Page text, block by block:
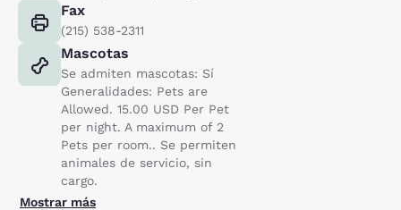
Fax
(215) 538-2311
Mascotas
Se admiten mascotas: Sí
Generalidades: Pets are
Allowed. 15.00 USD Per Pet
per night. A maximum of 2
Pets per room.. Se permiten
animales de servicio, sin
cargo.
Mostrar más